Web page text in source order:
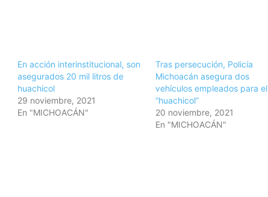
En acción interinstitucional, son
asegurados 20 mil litros de
huachicol
29 noviembre, 2021
En "MICHOACÁN"
Tras persecución, Policía
Michoacán asegura dos
vehículos empleados para el
“huachicol”
20 noviembre, 2021
En "MICHOACÁN"